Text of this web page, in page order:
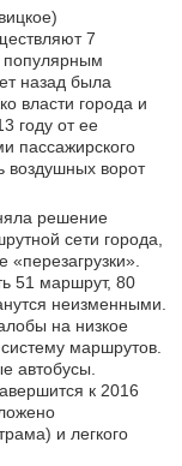
7
популярным
назад была
власти города и
году от ее
пассажирского
воздушных ворот
решение
сети города,
51 маршрут, 80
неизменными.
на низкое
маршрутов.
автобусы.
к 2016
и легкого